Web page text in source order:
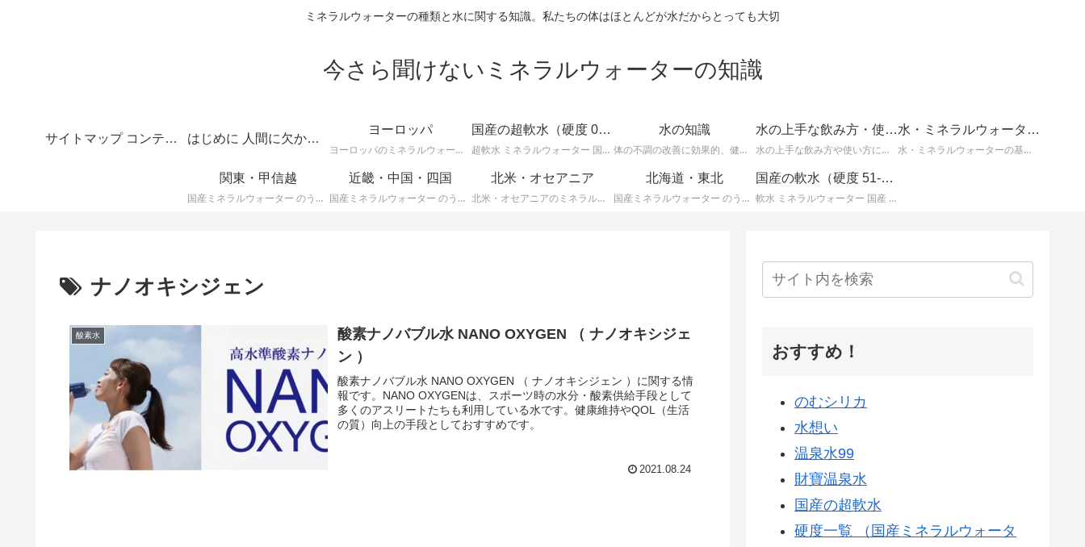
ミネラルウォーターの種類と水に関する知識。私たちの体はほとんどが水だからとっても大切
今さら聞けないミネラルウォーターの知識
サイトマップ コンテンツの目次 はじめに 人間に欠かせない水のテーマは深いというご挨拶
ヨーロッパ
ヨーロッパのミネラルウォーターに関する情報です。ＥＵ加盟のヨーロッパ諸国では、ミネラルウォーターに関して次のような厳しい統一基準が定められています。
国産の超軟水（硬度 0-50mg/L）
超軟水 ミネラルウォーター 国産 （ 硬度 0 ～ 50 ）に関する情報です。日本のミネラルウォーターはほとんどが軟水ですが、その中でも硬度が 0 ～ 50mg/L までの 超軟水 を紹介します。
水の知識
体の不調の改善に効果的、健康や美容によい水についてなど、知っているとお得な情報。
水の上手な飲み方・使い方
水の上手な飲み方や使い方についての情報。
水・ミネラルウォーターの基礎知識
水・ミネラルウォーターの基本的な知識。水とミネラルウォーターに関するさまざまな事柄。
関東・甲信越
国産ミネラルウォーター のうち、 関東・甲信越地方のミネラルウォーター に関する情報です。
近畿・中国・四国
国産ミネラルウォーター のうち、 近畿・中国・四国地方のミネラルウォーター に関する情報です。
北米・オセアニア
北米・オセアニアのミネラルウォーターに関する情報です。
北海道・東北
国産ミネラルウォーター のうち、 北海道・東北地方のミネラルウォーター に関する情報です。
国産の軟水（硬度 51-100mg/L）
軟水 ミネラルウォーター 国産 （ 硬度 51 ～ 100 ）に関する情報です。日本のミネラルウォーターはほとんどが軟水ですが、その中でも硬度が 51 ～ 100mg/L までの 軟水 を紹介します。
ナノオキシジェン
酸素水
酸素ナノバブル水 NANO OXYGEN （ ナノオキシジェ
ン ）
酸素ナノバブル水 NANO OXYGEN （ ナノオキシジェン ）に関する情
報です。NANO OXYGENは、スポーツ時の水分・酸素供給手段として
多くのアスリートたちも利用している水です。健康維持やQOL（生活
の質）向上の手段としておすすめです。
2021.08.24
おすすめ！
のむシリカ
水想い
温泉水99
財寶温泉水
国産の超軟水
硬度一覧 （国産ミネラルウォータ